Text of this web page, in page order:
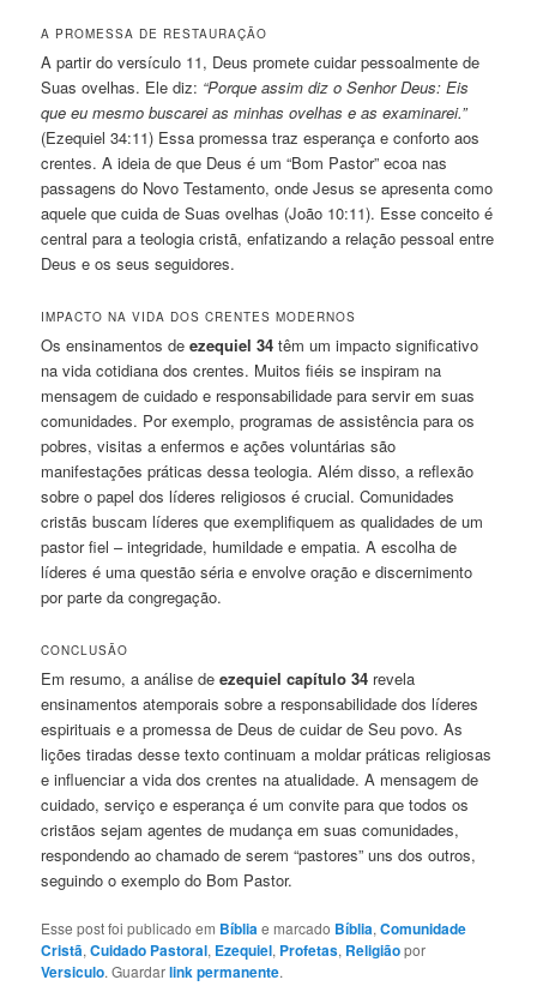
A PROMESSA DE RESTAURAÇÃO
A partir do versículo 11, Deus promete cuidar pessoalmente de
Suas ovelhas. Ele diz: “Porque assim diz o Senhor Deus: Eis
que eu mesmo buscarei as minhas ovelhas e as examinarei.”
(Ezequiel 34:11) Essa promessa traz esperança e conforto aos
crentes. A ideia de que Deus é um “Bom Pastor” ecoa nas
passagens do Novo Testamento, onde Jesus se apresenta como
aquele que cuida de Suas ovelhas (João 10:11). Esse conceito é
central para a teologia cristã, enfatizando a relação pessoal entre
Deus e os seus seguidores.
IMPACTO NA VIDA DOS CRENTES MODERNOS
Os ensinamentos deezequiel 34 têm um impacto significativo
na vida cotidiana dos crentes. Muitos fiéis se inspiram na
mensagem de cuidado e responsabilidade para servir em suas
comunidades. Por exemplo, programas de assistência para os
pobres, visitas a enfermos e ações voluntárias são
manifestações práticas dessa teologia. Além disso, a reflexão
sobre o papel dos líderes religiosos é crucial. Comunidades
cristãs buscam líderes que exemplifiquem as qualidades de um
pastor fiel – integridade, humildade e empatia. A escolha de
líderes é uma questão séria e envolve oração e discernimento
por parte da congregação.
CONCLUSÃO
Em resumo, a análise deezequiel capítulo 34 revela
ensinamentos atemporais sobre a responsabilidade dos líderes
espirituais e a promessa de Deus de cuidar de Seu povo. As
lições tiradas desse texto continuam a moldar práticas religiosas
e influenciar a vida dos crentes na atualidade. A mensagem de
cuidado, serviço e esperança é um convite para que todos os
cristãos sejam agentes de mudança em suas comunidades,
respondendo ao chamado de serem “pastores” uns dos outros,
seguindo o exemplo do Bom Pastor.
Esse post foi publicado em Bíbliae marcado Bíblia,Comunidade
Cristã,Cuidado Pastoral, Ezequiel, Profetas, Religiãopor
Versiculo. Guardarlink permanente.